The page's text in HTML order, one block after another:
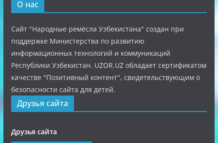
О нас
Сайт "Народные ремёсла Узбекистана" создан при
поддержке Министерства по развитию
информационных технологий и коммуникаций
Республики Узбекистан. UZOR.UZ обладает сертификатом
качестве "Позитивный контент", свидетельствующим о
безопасности сайта для детей.
Друзья сайта
Друзья сайта